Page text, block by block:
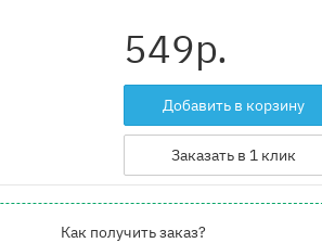
549р.
Добавить в корзину
Заказать в 1 клик
Как получить заказ?